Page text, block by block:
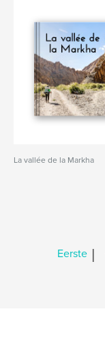
La vallée de la Markha
Eerste |